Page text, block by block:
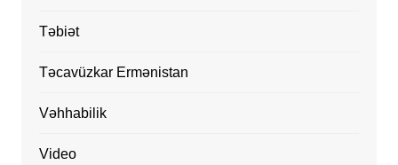
Təbiət
Təcavüzkar Ermənistan
Vəhhabilik
Video